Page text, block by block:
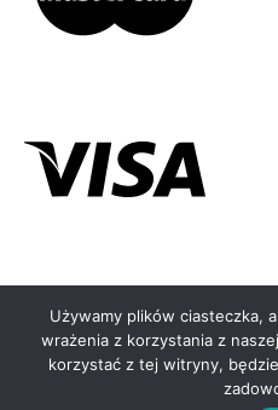
© KOLCZYKOMAT.PL - 2026
Używamy plików ciasteczka,
wrażenia z korzystania z
korzystać z tej witryny,